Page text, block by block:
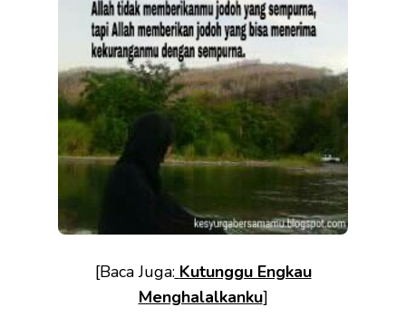
[Baca Juga: Kutunggu Engkau
Menghalalkanku]